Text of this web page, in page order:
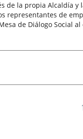
de la propia Alcaldía y
representantes de
de Diálogo Social